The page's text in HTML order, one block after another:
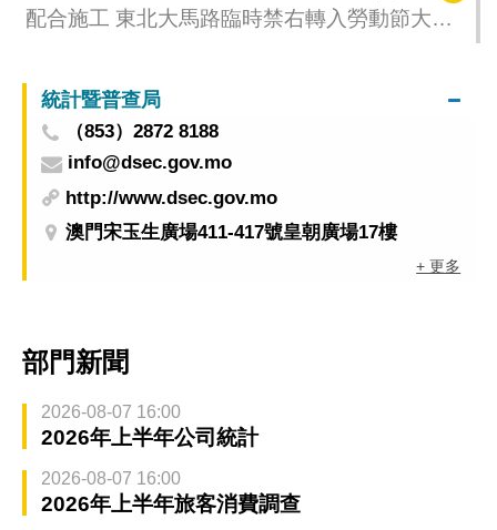
配合施工 東北大馬路臨時禁右轉入勞動節大馬
統計暨普查局
（853）2872 8188
info@dsec.gov.mo
http://www.dsec.gov.mo
澳門宋玉生廣場411-417號皇朝廣場17樓
+ 更多
部門新聞
2026-08-07 16:00
2026年上半年公司統計
2026-08-07 16:00
2026年上半年旅客消費調查